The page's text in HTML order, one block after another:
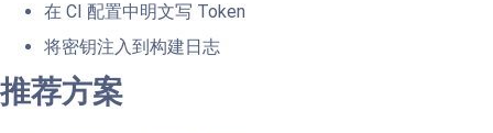
在 CI 配置中明文写 Token
将密钥注入到构建日志
推荐方案